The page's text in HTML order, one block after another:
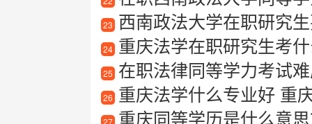
23 西南政法大学在职研究
24 重庆法学在职研究生考
25 在职法律同等学力考试
26 重庆法学什么专业好 重
27 重庆同等学历是什么意